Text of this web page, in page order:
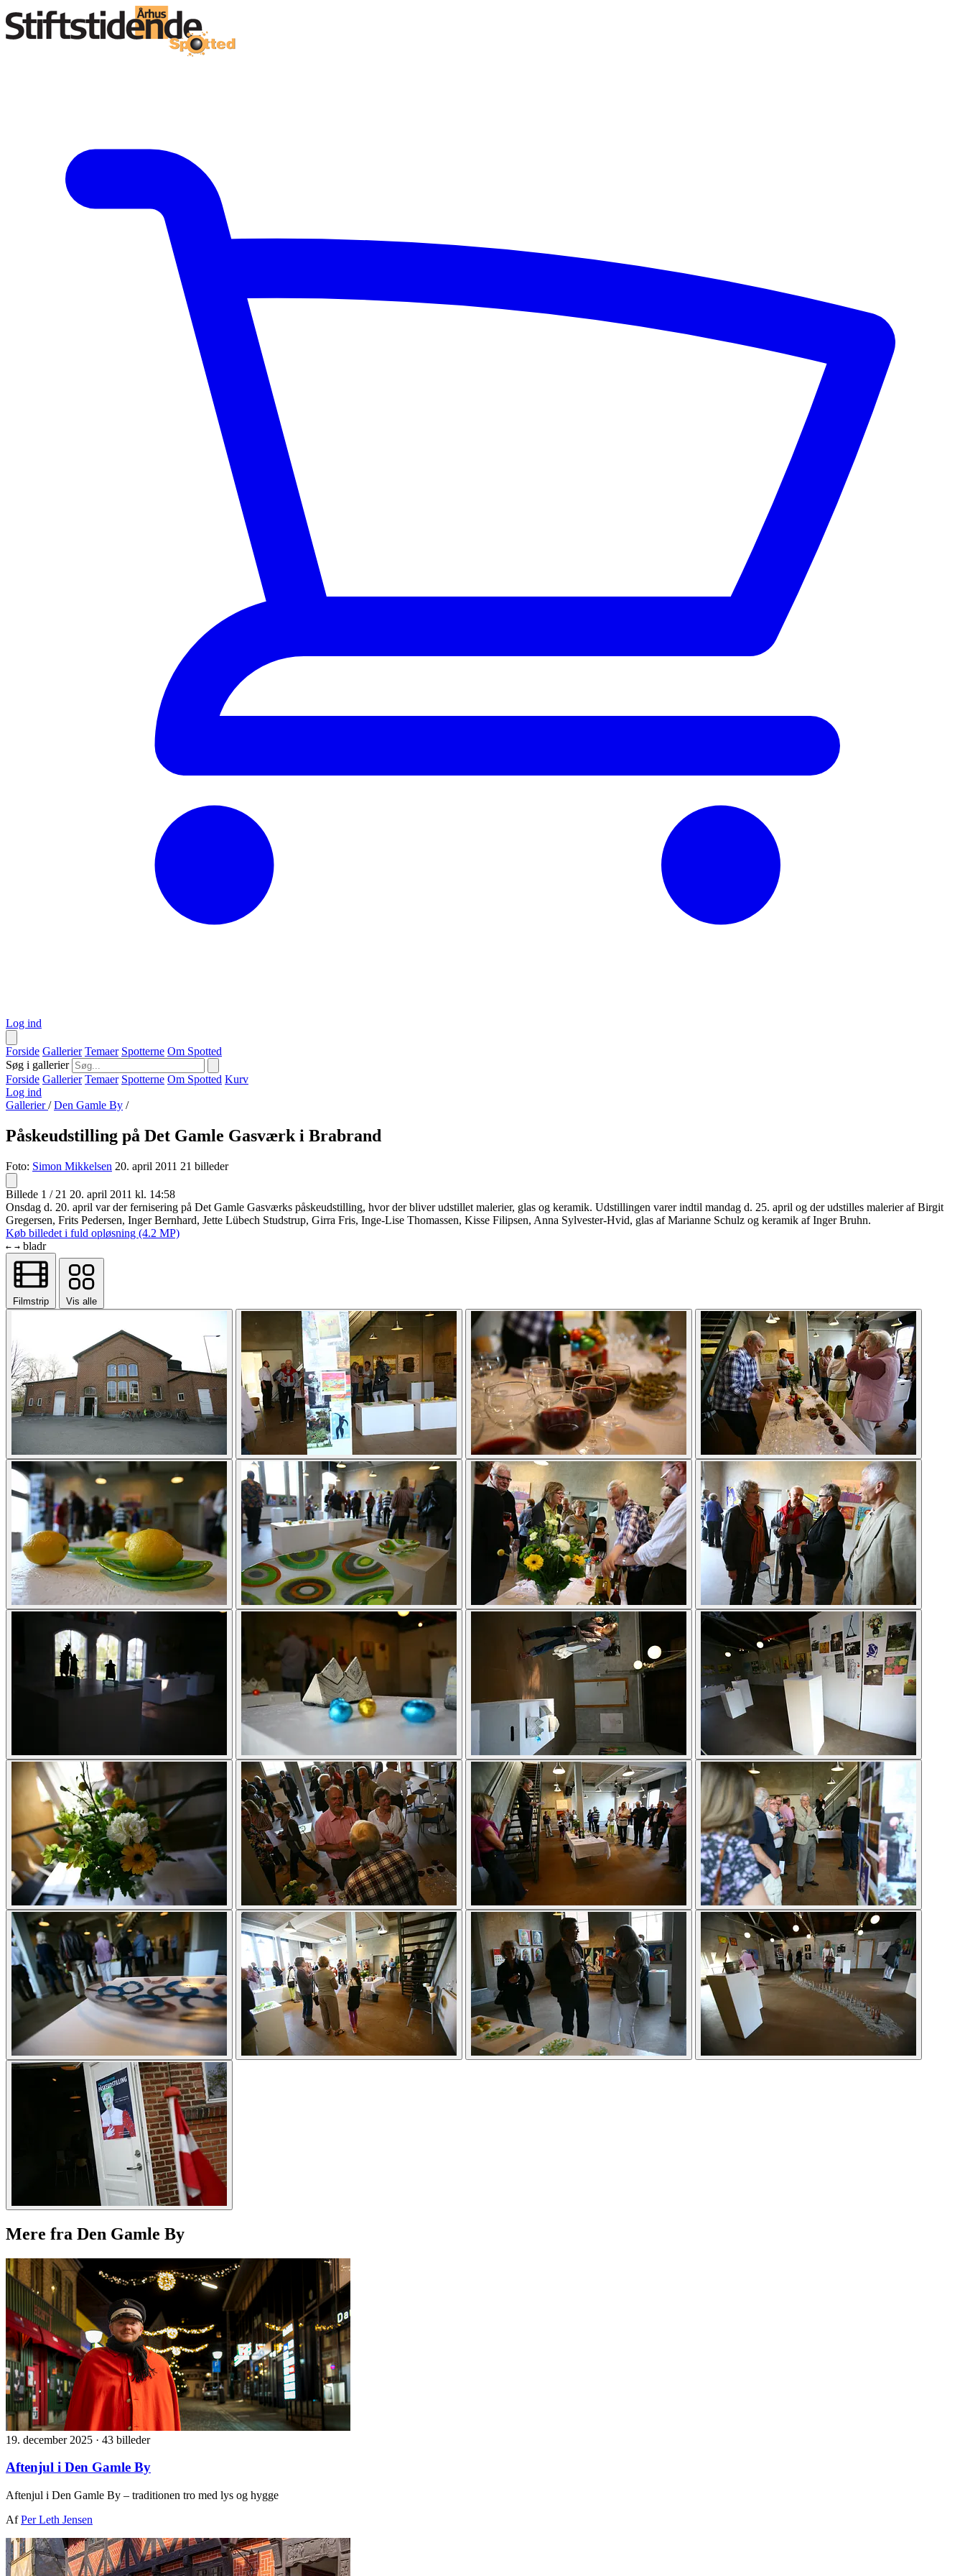
Log ind
Forside Gallerier Temaer Spotterne Om Spotted
Søg i gallerier
Forside Gallerier Temaer Spotterne Om Spotted Kurv
Log ind
Gallerier/ Den Gamle By /
Påskeudstilling på Det Gamle Gasværk i Brabrand
Foto: Simon Mikkelsen 20. april 2011 21 billeder
Billede 1 / 21 20. april 2011 kl. 14:58
Onsdag d. 20. april var der fernisering på Det Gamle Gasværks påskeudstilling, hvor der bliver udstillet malerier, glas og keramik. Udstillingen varer indtil mandag d. 25. april og der udstilles malerier af Birgit
Gregersen, Frits Pedersen, Inger Bernhard, Jette Lübech Studstrup, Girra Fris, Inge-Lise Thomassen, Kisse Filipsen, Anna Sylvester-Hvid, glas af Marianne Schulz og keramik af Inger Bruhn.
Køb billedet i fuld opløsning (4.2 MP)
← → bladr
Filmstrip Vis alle
Mere fra Den Gamle By
19. december 2025 · 43 billeder
Aftenjul i Den Gamle By
Aftenjul i Den Gamle By – traditionen tro med lys og hygge
AfPer Leth Jensen